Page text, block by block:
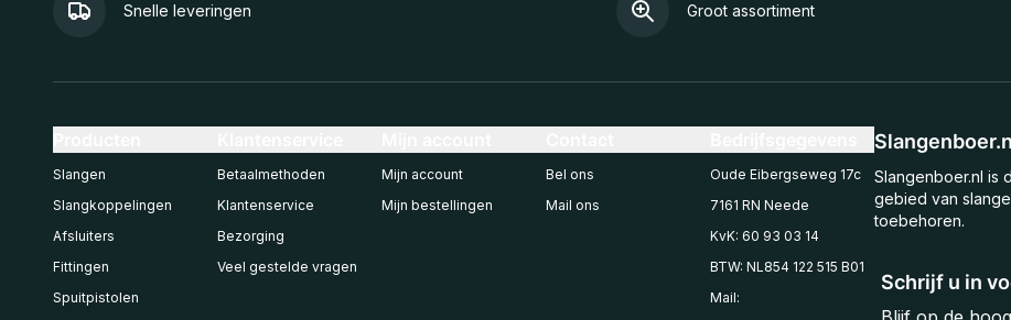
Snelle leveringen Groot assortiment
Schrijf u in
Slangenboer.nl is
gebied van
toebehoren.
Slangen
Slangkoppelingen
Afsluiters
Fittingen
Spuitpistolen
Betaalmethoden
Klantenservice
Bezorging
Veel gestelde vragen
Mijn account
Mijn bestellingen
Bel ons
Mail ons
Oude Eibergseweg 17c
7161 RN Neede
KvK: 60 93 03 14
BTW: NL854 122 515 B01
Mail: